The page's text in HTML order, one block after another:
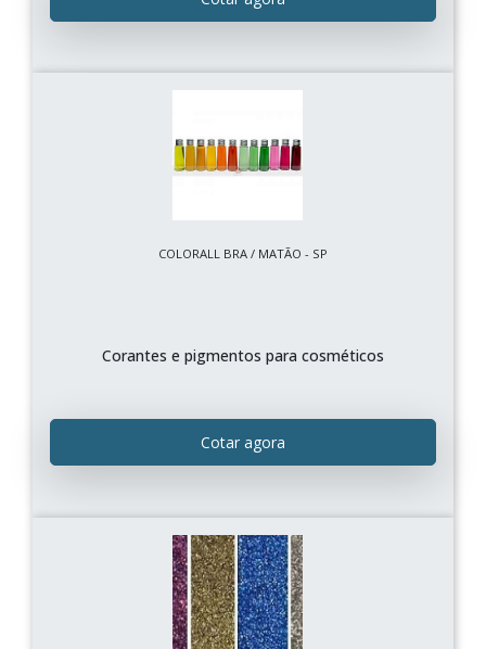
COLORALL BRA / MATÃO - SP
Corantes e pigmentos para cosméticos
Cotar agora